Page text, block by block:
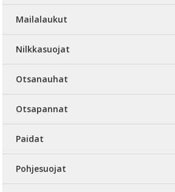
Mailalaukut
Nilkkasuojat
Otsanauhat
Otsapannat
Paidat
Pohjesuojat